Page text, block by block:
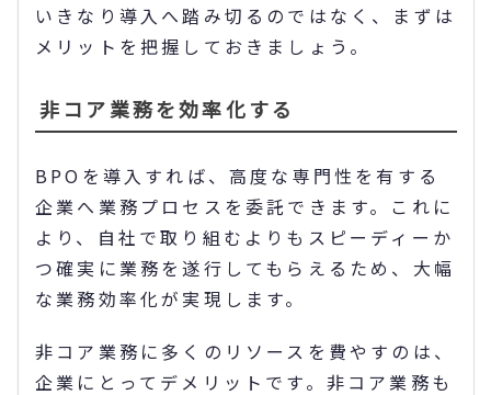
いきなり導入へ踏み切るのではなく、まずは
メリットを把握しておきましょう。
非コア業務を効率化する
BPOを導入すれば、高度な専門性を有する
企業へ業務プロセスを委託できます。これに
より、自社で取り組むよりもスピーディーか
つ確実に業務を遂行してもらえるため、大幅
な業務効率化が実現します。
非コア業務に多くのリソースを費やすのは、
企業にとってデメリットです。非コア業務も